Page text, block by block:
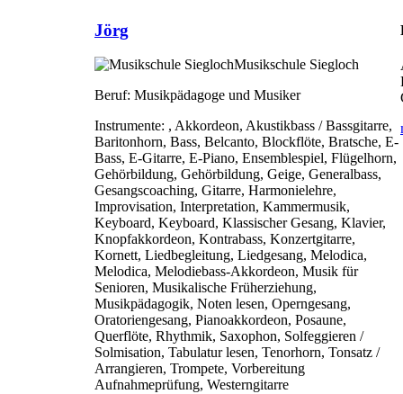
Jörg
Musikschule Siegloch
Beruf: Musikpädagoge und Musiker
Instrumente: , Akkordeon, Akustikbass / Bassgitarre,
Baritonhorn, Bass, Belcanto, Blockflöte, Bratsche, E-
Bass, E-Gitarre, E-Piano, Ensemblespiel, Flügelhorn,
Gehörbildung, Gehörbildung, Geige, Generalbass,
Gesangscoaching, Gitarre, Harmonielehre,
Improvisation, Interpretation, Kammermusik,
Keyboard, Keyboard, Klassischer Gesang, Klavier,
Knopfakkordeon, Kontrabass, Konzertgitarre,
Kornett, Liedbegleitung, Liedgesang, Melodica,
Melodica, Melodiebass-Akkordeon, Musik für
Senioren, Musikalische Früherziehung,
Musikpädagogik, Noten lesen, Operngesang,
Oratoriengesang, Pianoakkordeon, Posaune,
Querflöte, Rhythmik, Saxophon, Solfeggieren /
Solmisation, Tabulatur lesen, Tenorhorn, Tonsatz /
Arrangieren, Trompete, Vorbereitung
Aufnahmeprüfung, Westerngitarre